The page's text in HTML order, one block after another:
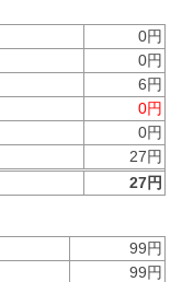
0円
0円
6円
0円
0円
27円
27円
99円
99円